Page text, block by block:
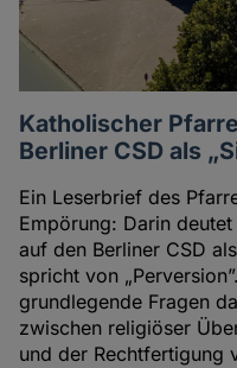
Katholischer
Berliner CSD als
Ein Leserbrief des
Empörung: Darin
auf den Berliner CSD
spricht von
grundlegende Fragen
zwischen religiöser
und der Rechtfertigung